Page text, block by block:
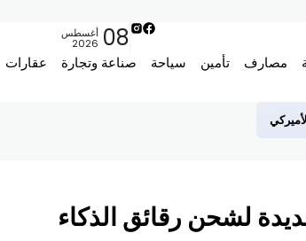
مصارف تأمين سياحة صناعة وتجارة عقارات
08 أغسطس
2026
لشحن رقائق الذكاء